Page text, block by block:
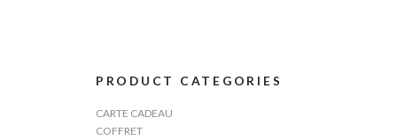
PRODUCT CATEGORIES
CARTE CADEAU
COFFRET